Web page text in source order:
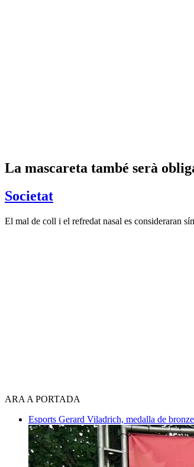
La mascareta també serà
Societat
El mal de coll i el refredat nasal es consideraran
ARA A PORTADA
Esports Gerard Viladrich, medalla de